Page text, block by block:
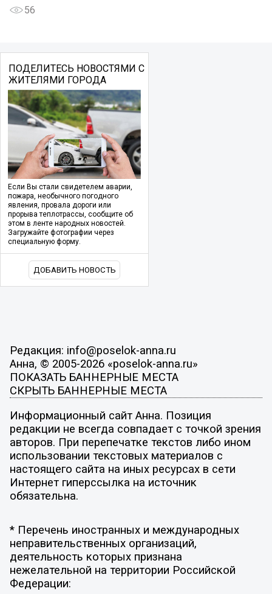
56
ПОДЕЛИТЕСЬ НОВОСТЯМИ С
ЖИТЕЛЯМИ ГОРОДА
Если Вы стали свидетелем аварии,
пожара, необычного погодного
явления, провала дороги или
прорыва теплотрассы, сообщите об
этом в ленте народных новостей.
Загружайте фотографии через
специальную форму.
ДОБАВИТЬ НОВОСТЬ
Редакция: info@poselok-anna.ru
Анна, © 2005-2026 «poselok-anna.ru»
ПОКАЗАТЬ БАННЕРНЫЕ МЕСТА
СКРЫТЬ БАННЕРНЫЕ МЕСТА
Информационный сайт Анна. Позиция
редакции не всегда совпадает с точкой зрения
авторов. При перепечатке текстов либо ином
использовании текстовых материалов с
настоящего сайта на иных ресурсах в сети
Интернет гиперссылка на источник
обязательна.
* Перечень иностранных и международных
неправительственных организаций,
деятельность которых признана
нежелательной на территории Российской
Федерации: